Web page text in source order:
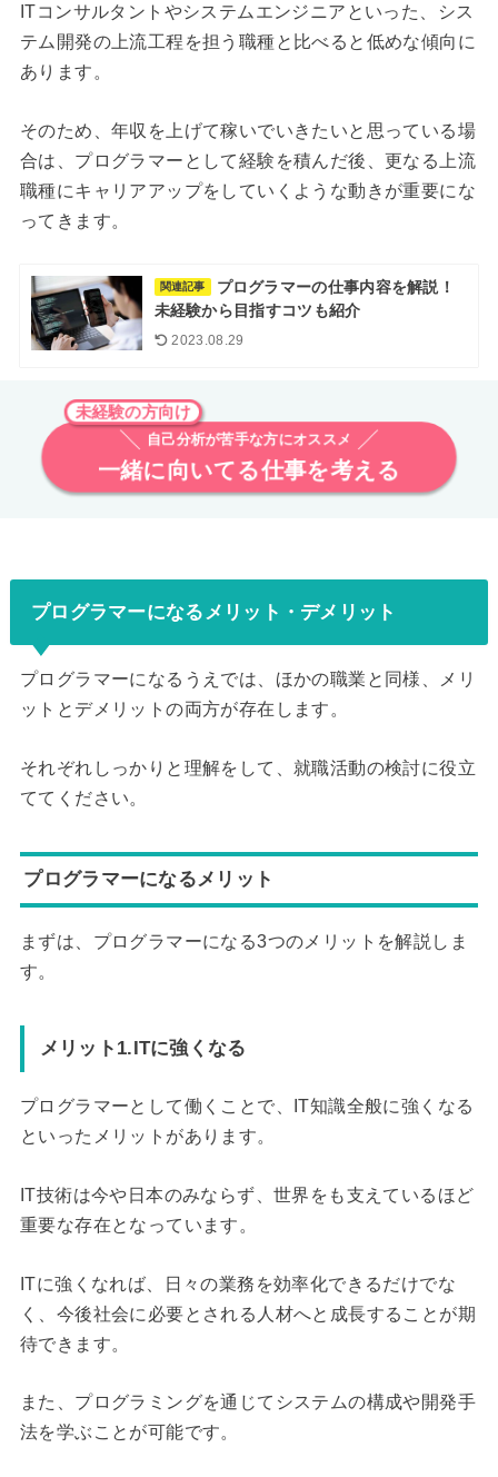
ITコンサルタントやシステムエンジニアといった、シス
テム開発の上流工程を担う職種と比べると低めな傾向に
あります。
そのため、年収を上げて稼いでいきたいと思っている場
合は、プログラマーとして経験を積んだ後、更なる上流
職種にキャリアアップをしていくような動きが重要にな
ってきます。
関連記事
プログラマーの仕事内容を解説！
未経験から目指すコツも紹介
2023.08.29
未経験の方向け
自己分析が苦手な方にオススメ
一緒に向いてる仕事を考える
プログラマーになるメリット・デメリット
プログラマーになるうえでは、ほかの職業と同様、メリ
ットとデメリットの両方が存在します。
それぞれしっかりと理解をして、就職活動の検討に役立
ててください。
プログラマーになるメリット
まずは、プログラマーになる3つのメリットを解説しま
す。
メリット1.ITに強くなる
プログラマーとして働くことで、IT知識全般に強くなる
といったメリットがあります。
IT技術は今や日本のみならず、世界をも支えているほど
重要な存在となっています。
ITに強くなれば、日々の業務を効率化できるだけでな
く、今後社会に必要とされる人材へと成長することが期
待できます。
また、プログラミングを通じてシステムの構成や開発手
法を学ぶことが可能です。